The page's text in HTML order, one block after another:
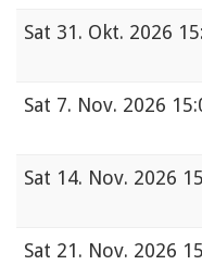
Sat 31. Okt. 2026
Sat 7. Nov. 2026
Sat 14. Nov. 2026
Sat 21. Nov. 2026